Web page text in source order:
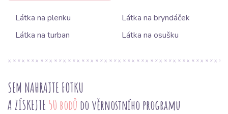
Látka na plenku
Látka na bryndáček
Látka na turban
Látka na osušku
SEM NAHRAJTE FOTKU
A ZÍSKEJTE 50 bodů do věrnostního programu